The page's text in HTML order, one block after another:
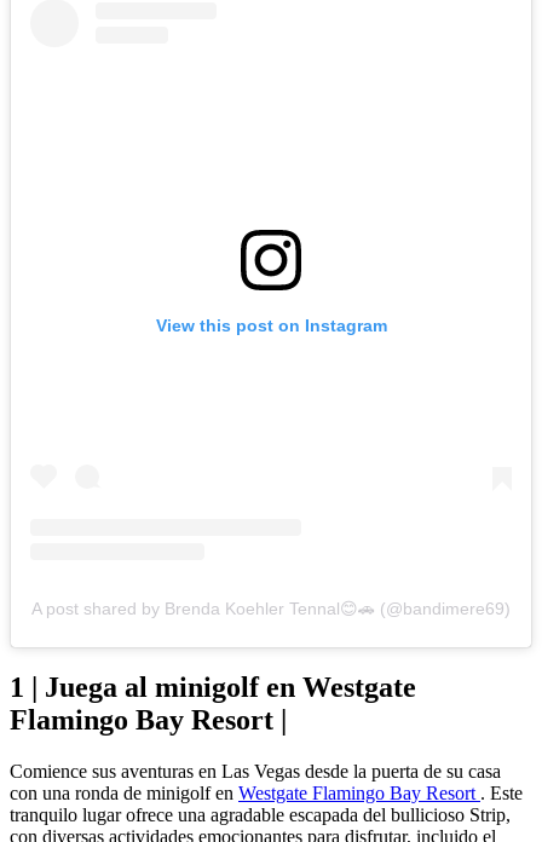
View this post on Instagram
A post shared by Brenda Koehler Tennal😊🚗 (@bandimere69)
1 | Juega al minigolf en Westgate
Flamingo Bay Resort |
Comience sus aventuras en Las Vegas desde la puerta de su casa
con una ronda de minigolf en Westgate Flamingo Bay Resort . Este
tranquilo lugar ofrece una agradable escapada del bullicioso Strip,
con diversas actividades emocionantes para disfrutar, incluido el